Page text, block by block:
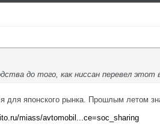
до того, как ниссан перевел этот
японского рынка. Прошлым летом
miass/avtomobil...ce=soc_sharing